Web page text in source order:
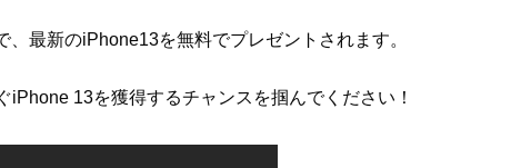
最新のiPhone13を無料でプレゼントされます。
13を獲得するチャンスを掴んでください！